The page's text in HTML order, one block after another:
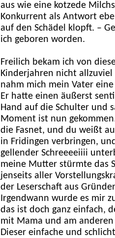
aus wie eine kotzede
Konkurrent als Antwort
auf den Schädel klopft. –
ich geboren worden.
Freilich bekam ich von
Kinderjahren nicht
nahm mich mein Vater
Er hatte einen äußerst
Hand auf die Schulter und
Moment ist nun
die Fasnet, und du weißt
in Fridingen verbringen,
gellender Schreeeeiiii
meine Mutter stürmte das
jenseits aller
der Leserschaft aus
Irgendwann wurde es mir
das ist doch ganz einfach,
mit Mama und am
Dieser einfache und